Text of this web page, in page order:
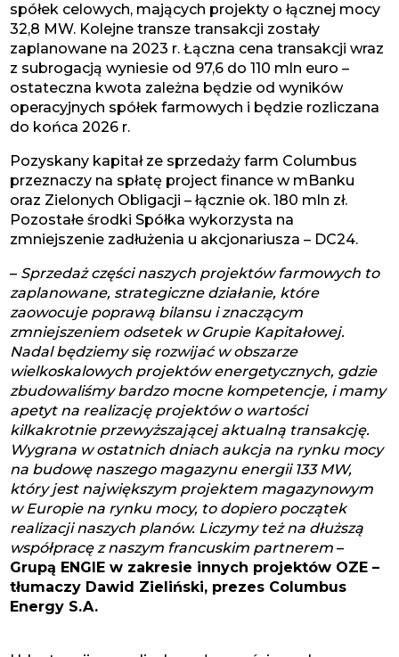
spółek celowych, mających projekty o łącznej mocy
32,8 MW. Kolejne transze transakcji zostały
zaplanowane na 2023 r. Łączna cena transakcji wraz
z subrogacją wyniesie od 97,6 do 110 mln euro –
ostateczna kwota zależna będzie od wyników
operacyjnych spółek farmowych i będzie rozliczana
do końca 2026 r.
Pozyskany kapitał ze sprzedaży farm Columbus
przeznaczy na spłatę project finance w mBanku
oraz Zielonych Obligacji – łącznie ok. 180 mln zł.
Pozostałe środki Spółka wykorzysta na
zmniejszenie zadłużenia u akcjonariusza – DC24.
– Sprzedaż części naszych projektów farmowych to
zaplanowane, strategiczne działanie, które
zaowocuje poprawą bilansu i znaczącym
zmniejszeniem odsetek w Grupie Kapitałowej.
Nadal będziemy się rozwijać w obszarze
wielkoskalowych projektów energetycznych, gdzie
zbudowaliśmy bardzo mocne kompetencje, i mamy
apetyt na realizację projektów o wartości
kilkakrotnie przewyższającej aktualną transakcję.
Wygrana w ostatnich dniach aukcja na rynku mocy
na budowę naszego magazynu energii 133 MW,
który jest największym projektem magazynowym
w Europie na rynku mocy, to dopiero początek
realizacji naszych planów. Liczymy też na dłuższą
współpracę z naszym francuskim partnerem –
Grupą ENGIE w zakresie innych projektów OZE –
tłumaczy Dawid Zieliński, prezes Columbus
Energy S.A.